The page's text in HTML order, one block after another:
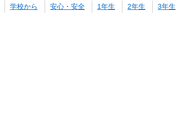
学校から 安心・安全 1年生 2年生 3年生